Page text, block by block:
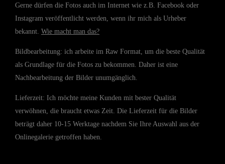
Gerne dürfen die Fotos auch im Internet wie z.B. Facebook oder
Instagram veröffentlicht werden, wenn ihr mich als Urheber
bekannt. Wie macht man das?
Bildbearbeitung: ich arbeite im Raw Format, um die beste Qualität
als Grundlage für die Fotos zu bekommen. Daher ist eine
Nachbearbeitung der Bilder unumgänglich.
Lieferzeit: Ich möchte meine Kunden mit bester Qualität
verwöhnen, die braucht etwas Zeit. Die Lieferzeit für die Bilder
beträgt daher 10-15 Werktage nachdem Sie Ihre Auswahl aus der
Onlinegalerie getroffen haben.